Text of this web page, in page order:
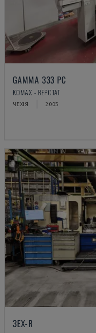
GAMMA 333 PC
KOMAX - ВЕРСТАТ
ЧЕХІЯ 2005
3EX-R